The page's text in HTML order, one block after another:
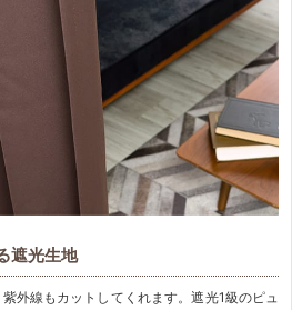
遮光生地
外線もカットしてくれます。遮光1級のピュ